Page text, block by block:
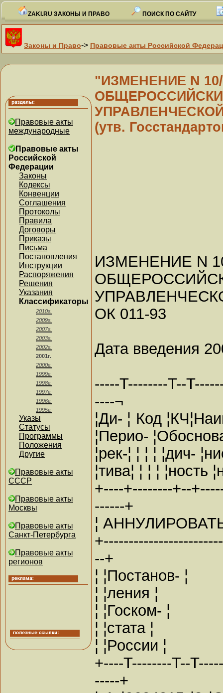
ZAKI.RU ЗАКОНЫ И ПРАВО ПОИСК ПО САЙТУ
Законы и Право-> Правовые акты Российской
Правовые акты
международные
Правовые акты
Российской
Федерации
Законы
Кодексы
Конвенции
Соглашения
Протоколы
Правила
Договоры
Приказы
Письма
Постановления
Инструкции
Распоряжения
Решения
Указания
Классификаторы
2010г.
2009г.
2007г.
2003г.
2002г.
2001г.
2000г.
1999г.
1998г.
1997г.
1996г.
1995г.
Указы
Статусы
Программы
Положения
Другие
Правовые акты
СССР
Правовые акты
Москвы
Правовые акты
Санкт-Петербурга
Правовые акты
регионов
"ИЗМЕНЕНИЕ N
(утв.
ИЗМЕНЕНИЕ N
ОК 011-93
Дата введения
-----T--------T--
----¬
¦Ди- ¦ Код
¦Перио-
¦рек-¦ ¦ ¦ ¦ ¦дич-
¦тива¦ ¦ ¦ ¦ ¦ность
+----+--------+--
------+
¦
--+
¦ ¦Постанов- ¦
¦ ¦ления ¦
¦ ¦Госком- ¦
¦ ¦стата ¦
¦ ¦России ¦
+----T--------T--
-----+